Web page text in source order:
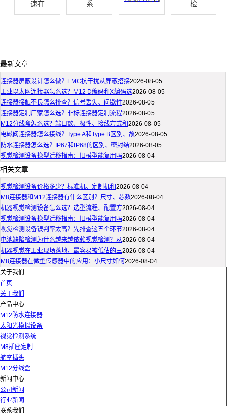
速在
系
检
最新文章
连接器屏蔽设计怎么做？EMC抗干扰从屏蔽搭接2026-08-05
工业以太网连接器怎么选？M12 D编码和X编码选2026-08-05
连接器接触不良怎么排查？信号丢失、间歇性2026-08-05
连接器定制厂家怎么选？非标连接器定制流程2026-08-05
M12分线盒怎么选？端口数、极性、接线方式和2026-08-05
电磁阀连接器怎么接线？Type A和Type B区别、故2026-08-05
防水连接器怎么选？IP67和IP68的区别、密封结2026-08-05
视觉检测设备换型迁移指南：旧模型能复用吗2026-08-04
相关文章
视觉检测设备价格多少？标准机、定制机和2026-08-04
M8连接器和M12连接器有什么区别？尺寸、芯数2026-08-04
机器视觉检测设备怎么选？选型流程、配置方2026-08-04
视觉检测设备换型迁移指南：旧模型能复用吗2026-08-04
视觉检测设备误判率太高？先排查这五个环节2026-08-04
电池缺陷检测为什么越来越依赖视觉检测？从2026-08-04
机器视觉在工业现场落地，最容易被低估的三2026-08-04
M8连接器在微型传感器中的应用：小尺寸如何 2026-08-04
关于我们
首页
关于我们
产品中心
M12防水连接器
太阳光模拟设备
视觉检测系统
M8插座定制
航空插头
M12分线盒
新闻中心
公司新闻
行业新闻
联系我们